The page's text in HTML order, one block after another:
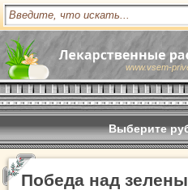
www.vsem-
Выберите
Победа над